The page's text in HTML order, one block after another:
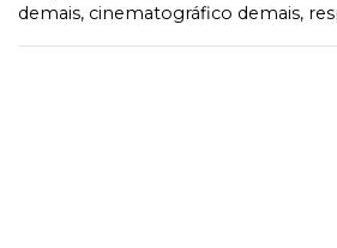
demais, cinematográfico demais,